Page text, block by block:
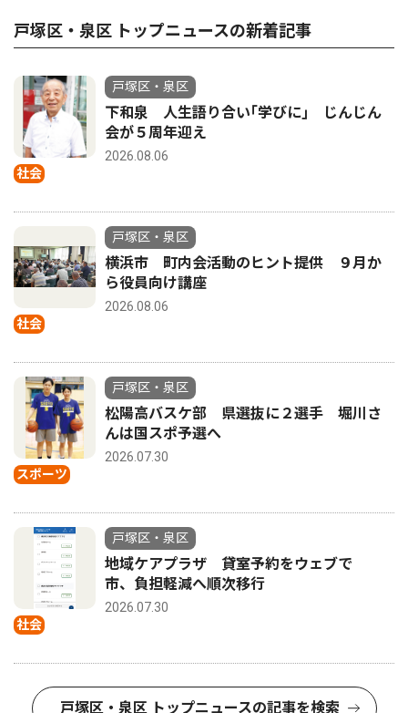
戸塚区・泉区 トップニュースの新着記事
社会
戸塚区・泉区
下和泉 人生語り合い｢学びに｣ じんじん
会が５周年迎え
2026.08.06
社会
戸塚区・泉区
横浜市 町内会活動のヒント提供 ９月か
ら役員向け講座
2026.08.06
スポーツ
戸塚区・泉区
松陽高バスケ部 県選抜に２選手 堀川さ
んは国スポ予選へ
2026.07.30
社会
戸塚区・泉区
地域ケアプラザ 貸室予約をウェブで
市、負担軽減へ順次移行
2026.07.30
戸塚区・泉区 トップニュースの記事を検索